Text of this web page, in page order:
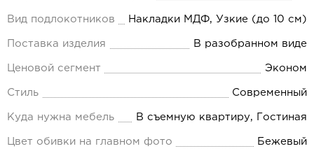
Вид подлокотников Накладки МДФ, Узкие (до 10 см)
Поставка изделия В разобранном виде
Ценовой сегмент Эконом
Стиль Современный
Куда нужна мебель В съемную квартиру, Гостиная
Цвет обивки на главном фото Бежевый